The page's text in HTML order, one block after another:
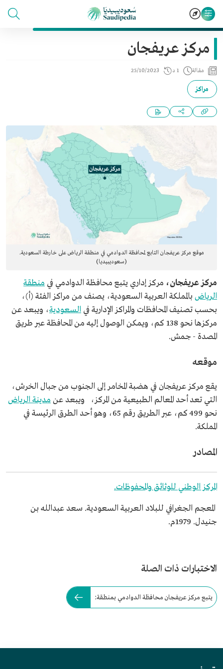
مركز عريفجان
مقالة 1 د 25/10/2023
مراكز
موقع مركز عريفجان التابع لمحافظة الدوادمي في منطقة الرياض على خارطة السعودية.
(سعوديبيديا)
مركز عريفجان، مركز إداري يتبع محافظة الدوادمي في منطقة
الرياض بالمملكة العربية السعودية، يصنف من مراكز الفئة (أ)،
بحسب تصنيف المحافظات والمراكز الإدارية في السعودية، ويبعد عن
مركزها نحو 138 كم، ويمكن الوصول إليه من المحافظة عبر طريق
المصدة - جمش.
موقعه
يقع مركز عريفجان في هضبة المخامر إلى الجنوب من جبال الخرش،
التي تعد أحد المعالم الطبيعية من المركز، ويبعد عن مدينة الرياض
نحو 499 كم، عبر الطريق رقم 65، وهو أحد الطرق الرئيسة في
المملكة.
المصادر
المركز الوطني للوثائق والمحفوظات.
المعجم الجغرافي للبلاد العربية السعودية. سعد عبدالله بن
جنيدل. 1979م.
الاختبارات ذات الصلة
يتبع مركز عريفجان محافظة الدوادمي بمنطقة: